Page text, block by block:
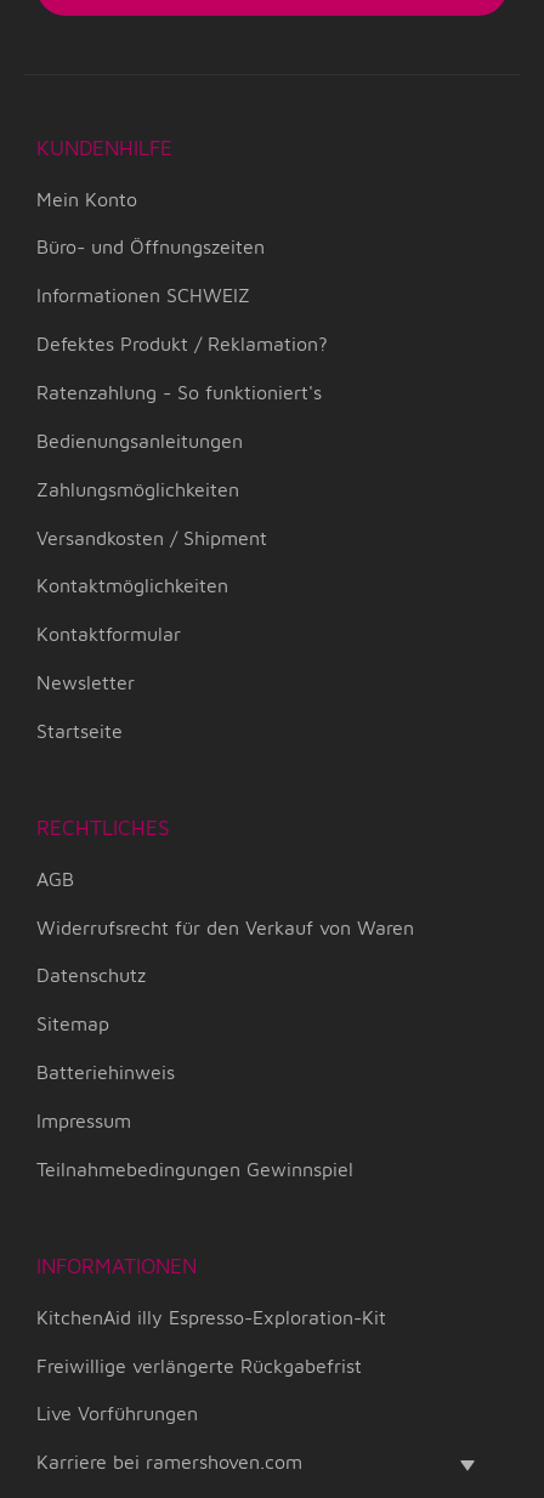
KUNDENHILFE
Mein Konto
Büro- und Öffnungszeiten
Informationen SCHWEIZ
Defektes Produkt / Reklamation?
Ratenzahlung - So funktioniert's
Bedienungsanleitungen
Zahlungsmöglichkeiten
Versandkosten / Shipment
Kontaktmöglichkeiten
Kontaktformular
Newsletter
Startseite
RECHTLICHES
AGB
Widerrufsrecht für den Verkauf von Waren
Datenschutz
Sitemap
Batteriehinweis
Impressum
Teilnahmebedingungen Gewinnspiel
INFORMATIONEN
KitchenAid illy Espresso-Exploration-Kit
Freiwillige verlängerte Rückgabefrist
Live Vorführungen
Karriere bei ramershoven.com